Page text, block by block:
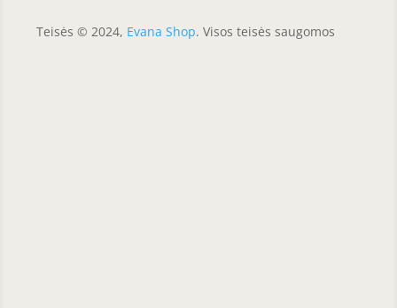
Teisės © 2024, Evana Shop. Visos teisės saugomos